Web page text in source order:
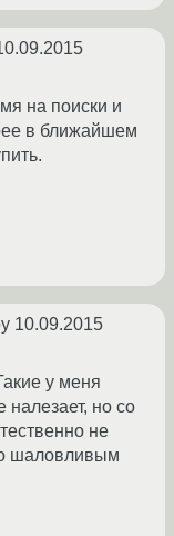
на поиски и
в ближайшем
10.09.2015
у меня
налезает, но со
не
шаловливым